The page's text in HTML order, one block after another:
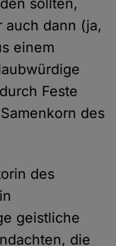
sollten,
auch dann (ja,
einem
Feste
des
des
geistliche
die